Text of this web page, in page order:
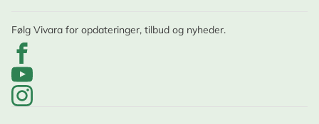
Følg Vivara for opdateringer, tilbud og nyheder.